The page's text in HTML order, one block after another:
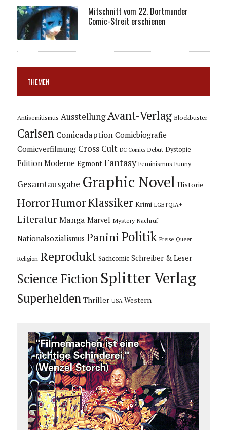
Mitschnitt vom 22. Dortmunder
Comic-Streit erschienen
THEMEN
Antisemitismus Ausstellung Avant-Verlag Blockbuster
Carlsen Comicadaption Comicbiografie
Comicverfilmung Cross Cult DC Comics Debüt Dystopie
Edition Moderne Egmont Fantasy Feminismus Funny
Gesamtausgabe Graphic Novel Historie
HorrorHumorKlassiker Krimi LGBTQIA+
Literatur Manga Marvel Mystery Nachruf
Nationalsozialismus Panini Politik Preise Queer
Religion Reprodukt Sachcomic Schreiber & Leser
Science Fiction Splitter Verlag
Superhelden Thriller USA Western